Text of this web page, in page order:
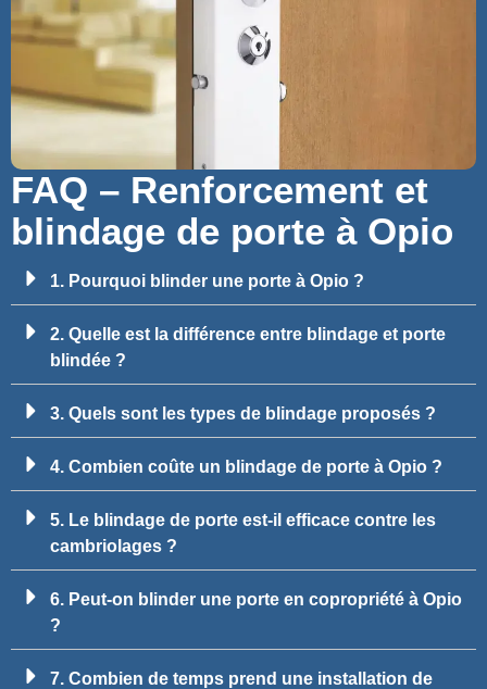
FAQ – Renforcement et
blindage de porte à Opio
1. Pourquoi blinder une porte à Opio ?
2. Quelle est la différence entre blindage et porte
blindée ?
3. Quels sont les types de blindage proposés ?
4. Combien coûte un blindage de porte à Opio ?
5. Le blindage de porte est-il efficace contre les
cambriolages ?
6. Peut-on blinder une porte en copropriété à Opio
?
7. Combien de temps prend une installation de